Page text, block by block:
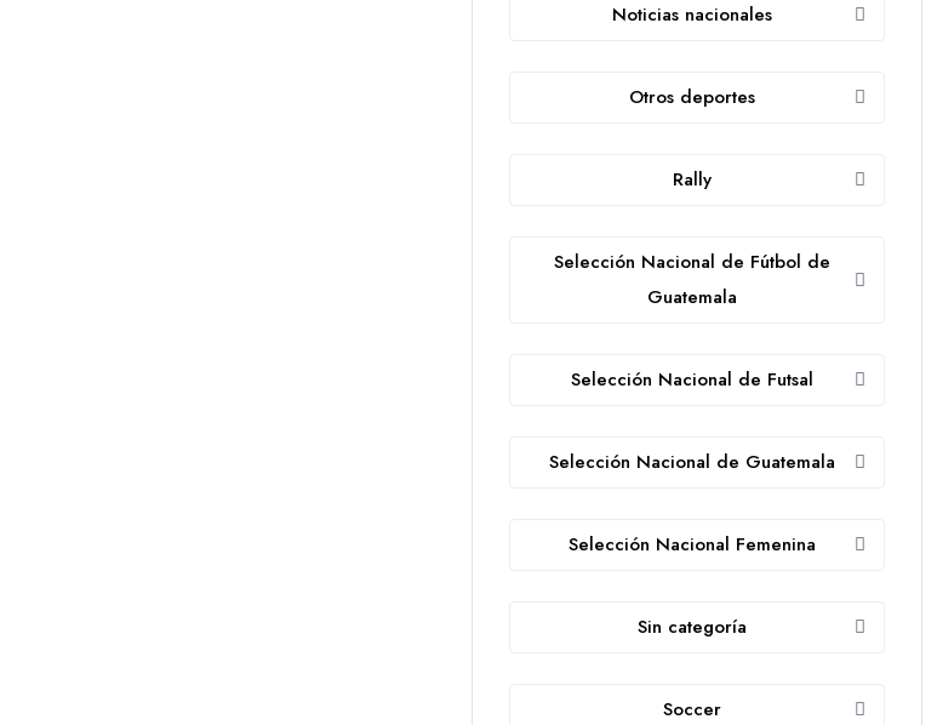
Noticias nacionales
Otros deportes
Rally
Selección Nacional de Fútbol de
Guatemala
Selección Nacional de Futsal
Selección Nacional de Guatemala
Selección Nacional Femenina
Sin categoría
Soccer